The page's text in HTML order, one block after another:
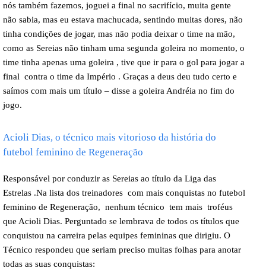
nós também fazemos, joguei a final no sacrifício, muita gente
não sabia, mas eu estava machucada, sentindo muitas dores, não
tinha condições de jogar, mas não podia deixar o time na mão,
como as Sereias não tinham uma segunda goleira no momento, o
time tinha apenas uma goleira , tive que ir para o gol para jogar a
final contra o time da Império . Graças a deus deu tudo certo e
saímos com mais um título – disse a goleira Andréia no fim do
jogo.
Acioli Dias, o técnico mais vitorioso da história do
futebol feminino de Regeneração
Responsável por conduzir as Sereias ao título da Liga das
Estrelas .Na lista dos treinadores com mais conquistas no futebol
feminino de Regeneração, nenhum técnico tem mais troféus
que Acioli Dias. Perguntado se lembrava de todos os títulos que
conquistou na carreira pelas equipes femininas que dirigiu. O
Técnico respondeu que seriam preciso muitas folhas para anotar
todas as suas conquistas: